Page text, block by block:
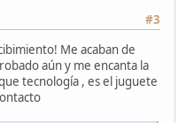
#3
Me acaban de
aún y me encanta la
tecnología , es el juguete